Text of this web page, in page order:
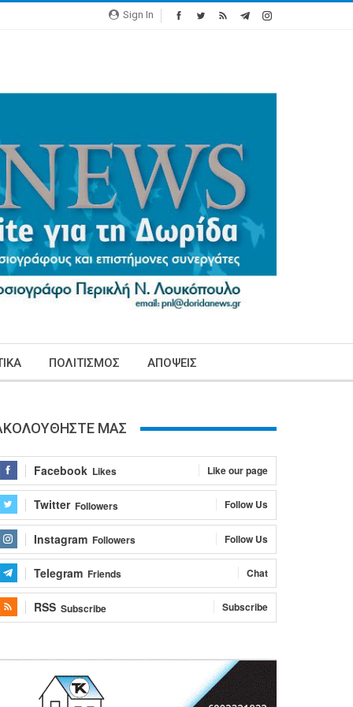
Sign In
ΠΟΛΙΤΙΣΜΟΣ ΑΠΟΨΕΙΣ
ΜΑΣ
Facebook Likes Like our page
Twitter Followers Follow Us
Instagram Followers Follow Us
Telegram Friends Chat
RSS Subscribe Subscribe